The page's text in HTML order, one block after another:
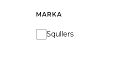
MARKA
Marka
Squllers